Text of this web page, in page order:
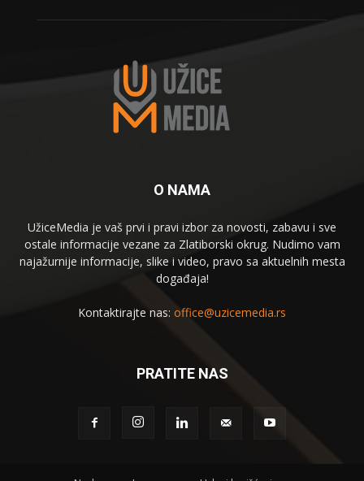
O NAMA
UžiceMedia je vaš prvi i pravi izbor za novosti, zabavu i sve
ostale informacije vezane za Zlatiborski okrug. Nudimo vam
najažurnije informacije, slike i video, pravo sa aktuelnih mesta
događaja!
Kontaktirajte nas: office@uzicemedia.rs
PRATITE NAS